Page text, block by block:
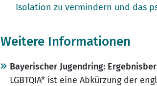
Isolation zu vermindern und das
Weitere Informationen
Bayerischer Jugendring:
LGBTQIA* ist eine Abkürzung der